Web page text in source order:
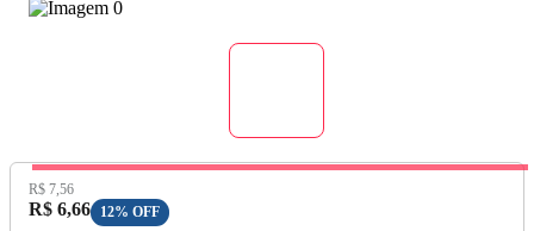
Preço Original:
R$ 7,56
Preço com Desconto:
R$ 6,66 12% OFF